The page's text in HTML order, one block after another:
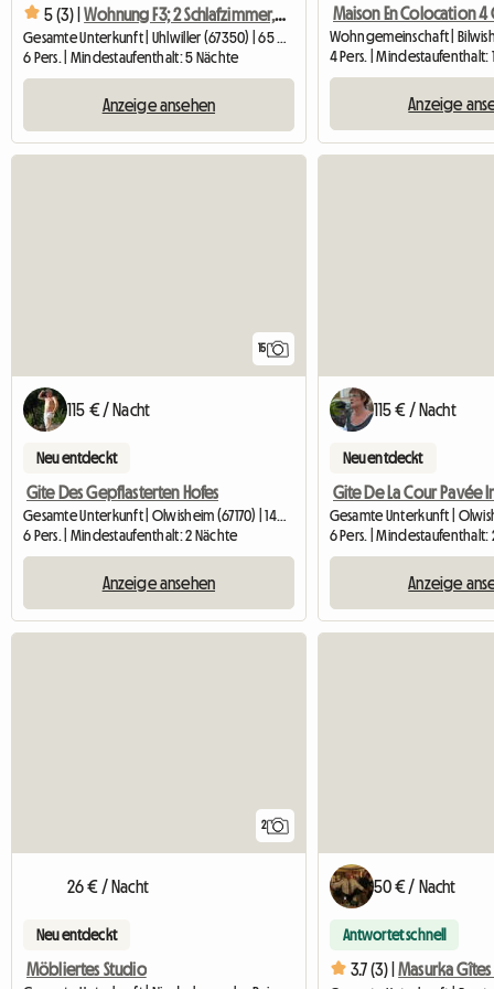
5 (3) | Wohnung F3; 2 Schlafzimmer, Komfortables Kinderzimmer In Opt°
Gesamte Unterkunft | Uhlwiller (67350) | 65 M2
6 Pers. | Mindestaufenthalt: 5 Nächte
Anzeige ansehen
Wohngemeinschaft |
4 Pers. | Mindestaufenthalt:
Anzeige
15
115 € / Nacht
Neu entdeckt
Gite Des Gepflasterten Hofes
6 Pers. | Mindestaufenthalt: 2 Nächte
Anzeige ansehen
115 € / Nacht
Neu entdeckt
6 Pers. | Mindestaufenthalt:
Anzeige
2
26 € / Nacht
Neu entdeckt
Möbliertes Studio
50 € / Nacht
Antwortet schnell
3.7 (3) | Masurka Gîtes